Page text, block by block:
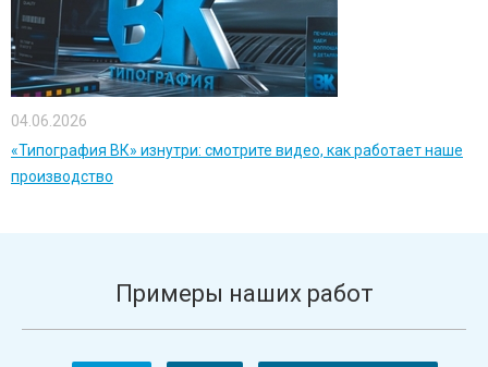
04.06.2026
«Типография ВК» изнутри: смотрите видео, как работает наше
производство
Примеры наших работ